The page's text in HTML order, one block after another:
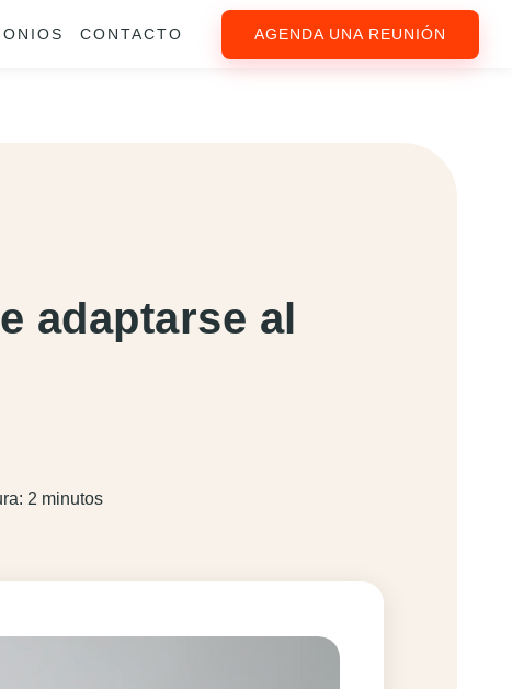
CONTACTO AGENDA UNA REUNIÓN
adaptarse al
2 minutos